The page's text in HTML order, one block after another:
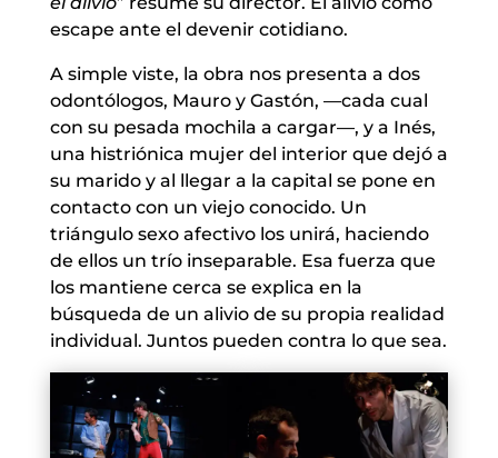
escape ante el devenir cotidiano.
A simple viste, la obra nos presenta a dos
odontólogos, Mauro y Gastón, —cada cual
con su pesada mochila a cargar—, y a Inés,
una histriónica mujer del interior que dejó a
su marido y al llegar a la capital se pone en
contacto con un viejo conocido. Un
triángulo sexo afectivo los unirá, haciendo
de ellos un trío inseparable. Esa fuerza que
los mantiene cerca se explica en la
búsqueda de un alivio de su propia realidad
individual. Juntos pueden contra lo que sea.